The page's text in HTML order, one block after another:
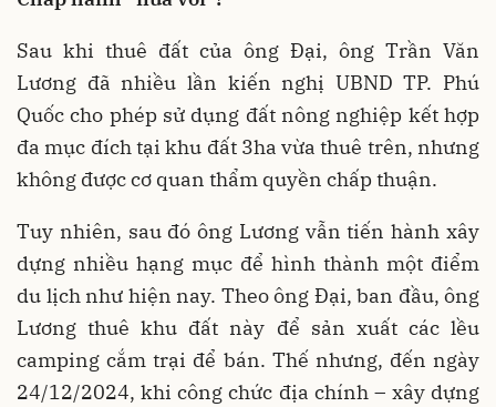
Sau khi thuê đất của ông Đại, ông Trần Văn
Lương đã nhiều lần kiến nghị UBND TP. Phú
Quốc cho phép sử dụng đất nông nghiệp kết hợp
đa mục đích tại khu đất 3ha vừa thuê trên, nhưng
không được cơ quan thẩm quyền chấp thuận.
Tuy nhiên, sau đó ông Lương vẫn tiến hành xây
dựng nhiều hạng mục để hình thành một điểm
du lịch như hiện nay. Theo ông Đại, ban đầu, ông
Lương thuê khu đất này để sản xuất các lều
camping cắm trại để bán. Thế nhưng, đến ngày
24/12/2024, khi công chức địa chính – xây dựng